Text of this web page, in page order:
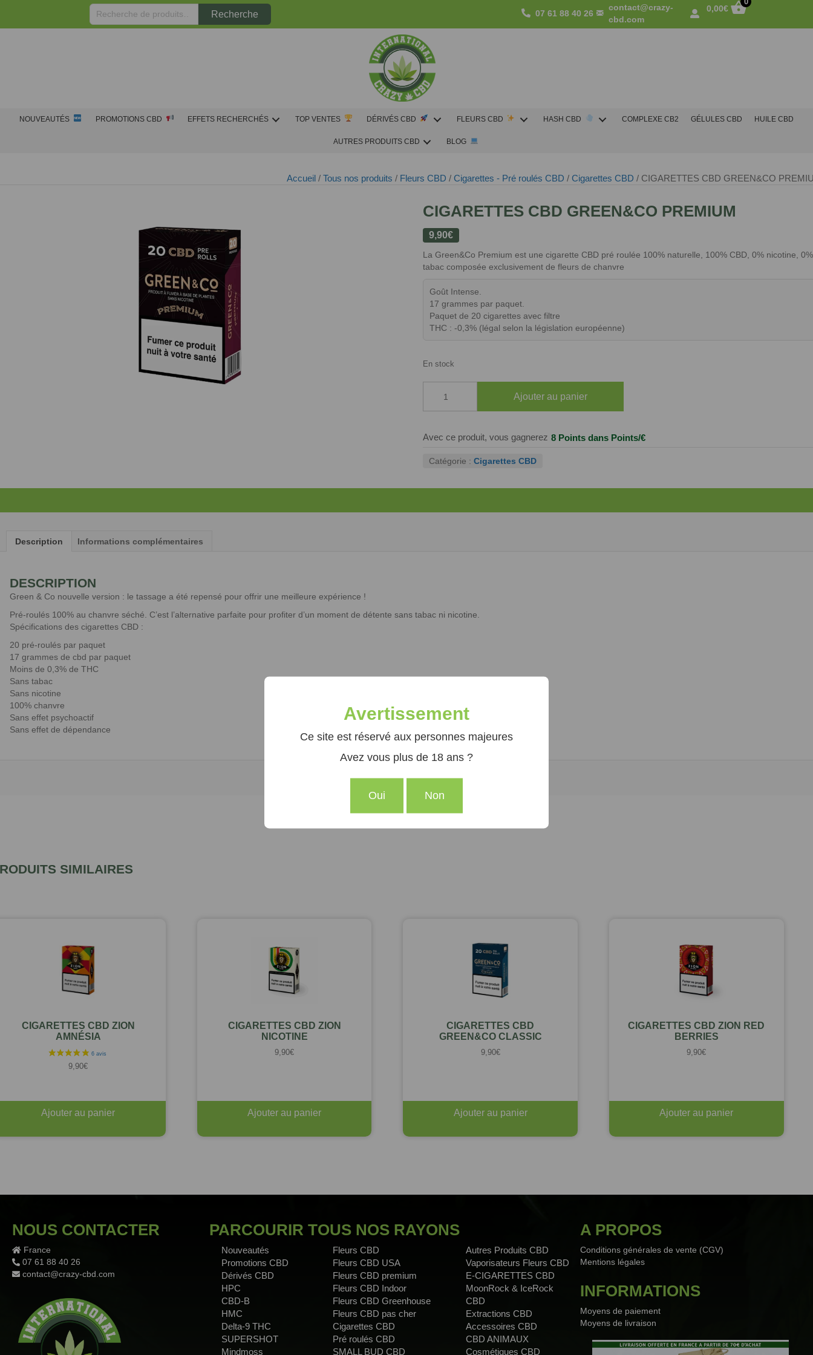
Recherche
pour :
Recherche 07 61 88 40 26
contact@crazy-
cbd.com
0,00€
NOUVEAUTÉS PROMOTIONS CBD EFFETS RECHERCHÉS TOP VENTES DÉRIVÉS CBD FLEURS CBD HASH CBD COMPLEXE CB2 GÉLULES CBD HUILE CBD
AUTRES PRODUITS CBD BLOG
Accueil / Tous nos produits / Fleurs CBD / Cigarettes - Pré roulés CBD / Cigarettes CBD / CIGARETTES CBD GREEN&CO
CIGARETTES CBD GREEN&CO PREMIUM
9,90€
La Green&Co Premium est une cigarette CBD pré roulée 100% naturelle, 100% CBD, 0% nicotine, 0%
tabac composée exclusivement de fleurs de chanvre
Goût Intense.
17 grammes par paquet.
Paquet de 20 cigarettes avec filtre
THC : -0,3% (légal selon la législation européenne)
En stock
CIGARETTES
GREEN&CO
Ajouter au panier
Avec ce produit, vous gagnerez 8 Points dans Points/€
Catégorie :Cigarettes CBD
Description Informations complémentaires
DESCRIPTION
Green & Co nouvelle version : le tassage a été repensé pour offrir une meilleure expérience !
Pré-roulés 100% au chanvre séché. C’est l’alternative parfaite pour profiter d’un moment de détente sans tabac ni nicotine.
Spécifications des cigarettes CBD :
20 pré-roulés par paquet
17 grammes de cbd par paquet
Moins de 0,3% de THC
Sans tabac
Sans nicotine
100% chanvre
Sans effet psychoactif
Sans effet de dépendance
SIMILAIRES
CIGARETTES CBD ZION
AMNÉSIA
9,90€
Ajouter au panier
CIGARETTES CBD ZION
NICOTINE
9,90€
Ajouter au panier
CIGARETTES CBD
GREEN&CO CLASSIC
9,90€
Ajouter au panier
CIGARETTES CBD ZION RED
BERRIES
9,90€
Ajouter au panier
NOUS CONTACTER
France
07 61 88 40 26
contact@crazy-cbd.com
PARCOURIR TOUS NOS RAYONS
Nouveautés
Promotions CBD
Dérivés CBD
HPC
CBD-B
HMC
Delta-9 THC
SUPERSHOT
Mindmoss
Fleurs CBD
Fleurs CBD USA
Fleurs CBD premium
Fleurs CBD Indoor
Fleurs CBD Greenhouse
Fleurs CBD pas cher
Cigarettes CBD
Pré roulés CBD
SMALL BUD CBD
Autres Produits CBD
Vaporisateurs Fleurs CBD
E-CIGARETTES CBD
MoonRock & IceRock
CBD
Extractions CBD
Accessoires CBD
CBD ANIMAUX
Cosmétiques CBD
A PROPOS
Conditions générales de vente (CGV)
Mentions légales
INFORMATIONS
Moyens de paiement
Moyens de livraison
Avertissement
Ce site est réservé aux personnes majeures
Avez vous plus de 18 ans ?
Oui Non